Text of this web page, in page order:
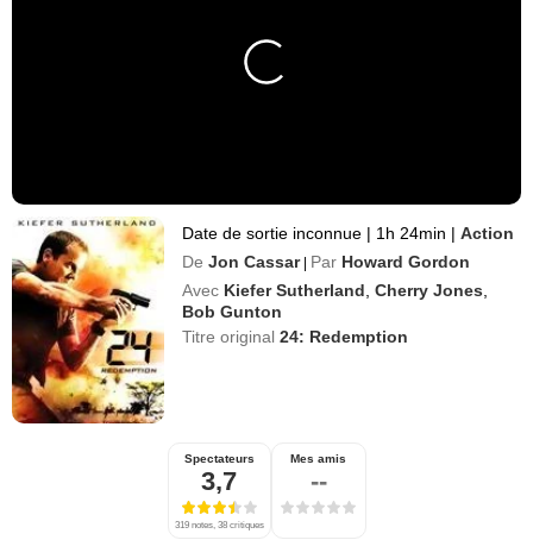
Date de sortie inconnue | 1h 24min | Action
De Jon Cassar | Par Howard Gordon
Avec Kiefer Sutherland ,Cherry Jones
Bob Gunton
Titre original24: Redemption
Spectateurs
3,7
319 notes, 38 critiques
Mes amis
--